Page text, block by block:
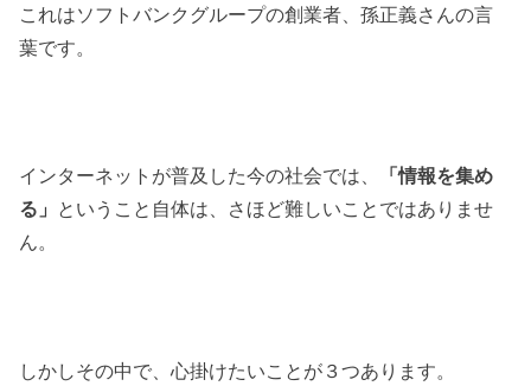
これはソフトバンクグループの創業者、孫正義さんの言
葉です。
インターネットが普及した今の社会では、
「情報を集め
る」 ということ自体は、 さほど難しいことではありませ
ん。
しかしその中で、心掛けたいことが３つあります。